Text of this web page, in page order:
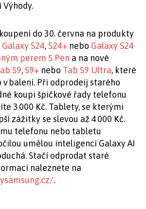
Výhody.
do 30. června na produkty
S24, S24+ nebo Galaxy S24
perem S Pen a na nové
S9, S9+ nebo Tab S9 Ultra, které
v balení. Při odprodeij starého
koupi špičkové řady telefonu
3 000 Kč. Tablety, se kterými
zážitky se slevou až 4 000 Kč.
telefonu nebo tabletu
umělou inteligencí Galaxy AI
Stačí odprodat staré
naleznete na
.